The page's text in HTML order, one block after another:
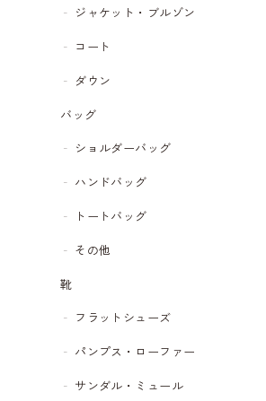
ジャケット・ブルゾン
コート
ダウン
バッグ
ショルダーバッグ
ハンドバッグ
トートバッグ
その他
靴
フラットシューズ
パンプス・ローファー
サンダル・ミュール